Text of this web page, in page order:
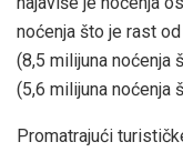
noćenja što je rast
(8,5 milijuna noćenja
(5,6 milijuna noćenja
Promatrajući